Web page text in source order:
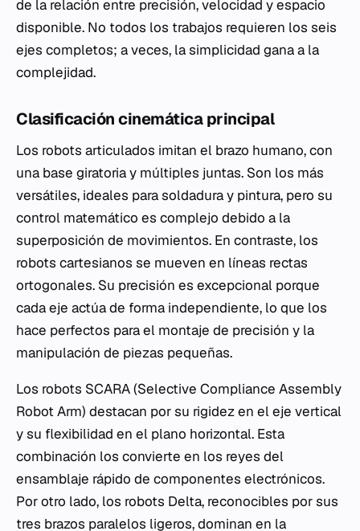
de la relación entre precisión, velocidad y espacio
disponible. No todos los trabajos requieren los seis
ejes completos; a veces, la simplicidad gana a la
complejidad.
Clasificación cinemática principal
Los robots articulados imitan el brazo humano, con
una base giratoria y múltiples juntas. Son los más
versátiles, ideales para soldadura y pintura, pero su
control matemático es complejo debido a la
superposición de movimientos. En contraste, los
robots cartesianos se mueven en líneas rectas
ortogonales. Su precisión es excepcional porque
cada eje actúa de forma independiente, lo que los
hace perfectos para el montaje de precisión y la
manipulación de piezas pequeñas.
Los robots SCARA (Selective Compliance Assembly
Robot Arm) destacan por su rigidez en el eje vertical
y su flexibilidad en el plano horizontal. Esta
combinación los convierte en los reyes del
ensamblaje rápido de componentes electrónicos.
Por otro lado, los robots Delta, reconocibles por sus
tres brazos paralelos ligeros, dominan en la